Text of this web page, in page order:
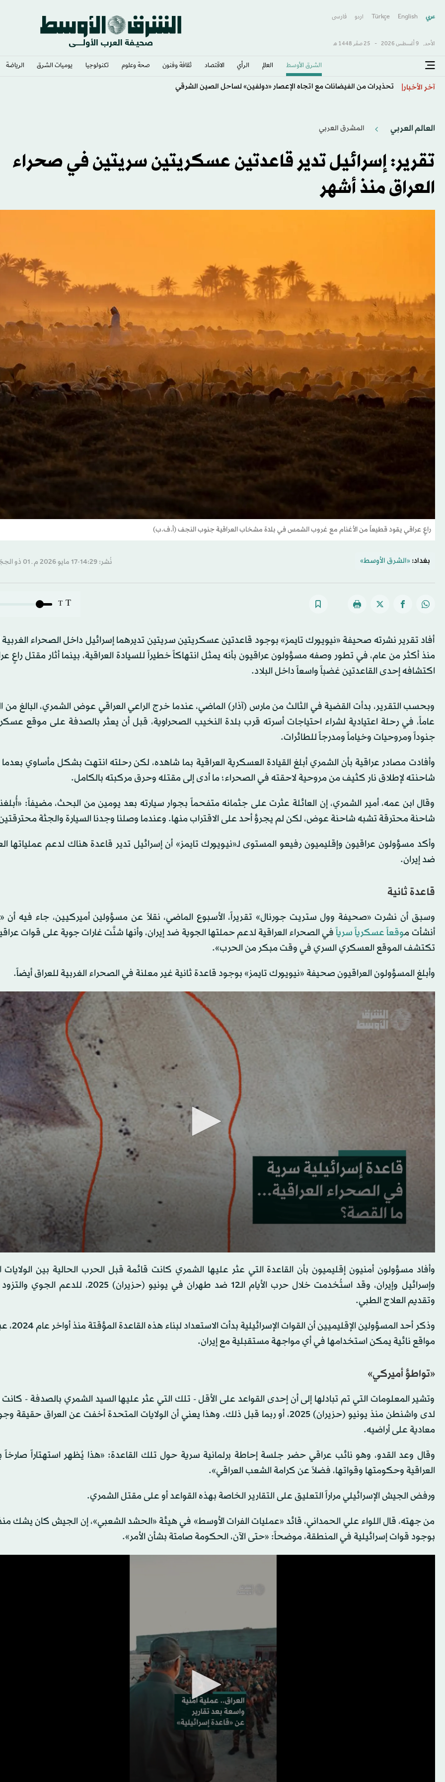
عربي English
Türkçe اردو فارسى
الأحد, 9 أغسطس 2026 - 25 صفَر 1448 هـ
الشرق الأوسط​ العالم الرأي الاقتصاد ثقافة وفنون صحة وعلوم تكنولوجيا يوميات الشرق​ الرياضة
آخر الأخبار تحذيرات من الفيضانات مع اتجاه الإعصار «دولفين» لساحل الصين الشرقي
العالم العربي المشرق العربي
تقرير: إسرائيل تدير قاعدتين عسكريتين سريتين في صحراء
العراق منذ أشهر
راعٍ عراقي يقود قطيعاً من الأغنام مع غروب الشمس في بلدة مشخاب العراقية جنوب النجف (أ.ف.ب)
بغداد: «الشرق الأوسط» نُشر: 14:29-17 مايو 2026 م ـ 01 ذو الحِجّة 1447 هـ
T
T
أفاد تقرير نشرته صحيفة «نيويورك تايمز» بوجود قاعدتين عسكريتين سريتين تديرهما إسرائيل داخل الصحراء الغربية
منذ أكثر من عام، في تطور وصفه مسؤولون عراقيون بأنه يمثل انتهاكاً خطيراً للسيادة العراقية، بينما أثار مقتل راعٍ
اكتشافه إحدى القاعدتين غضباً واسعاً داخل البلاد.
عاماً، في رحلة اعتيادية لشراء احتياجات أسرته قرب بلدة النخيب الصحراوية، قبل أن يعثر بالصدفة على موقع
جنوداً ومروحيات وخياماً ومدرجاً للطائرات.
وأفادت مصادر عراقية بأن الشمري أبلغ القيادة العسكرية العراقية بما شاهده، لكن رحلته انتهت بشكل مأساوي
شاحنته لإطلاق نار كثيف من مروحية لاحقته في الصحراء؛ ما أدى إلى مقتله وحرق مركبته بالكامل.
وقال ابن عمه، أمير الشمري، إن العائلة عثرت على جثمانه متفحماً بجوار سيارته بعد يومين من البحث، مضيفاً:
شاحنة محترقة تشبه شاحنة عوض، لكن لم يجرؤ أحد على الاقتراب منها. وعندما وصلنا وجدنا السيارة والجثة
وأكد مسؤولون عراقيون وإقليميون رفيعو المستوى لـ«نيويورك تايمز» أن إسرائيل تدير قاعدة هناك لدعم عملياتها
ضد إيران.
قاعدة ثانية
وسبق أن نشرت «صحيفة وول ستريت جورنال» تقريراً، الأسبوع الماضي، نقلاً عن مسؤولين أميركيين، جاء فيه أن
أنشأت موقعاً عسكرياً سرياًفي الصحراء العراقية لدعم حملتها الجوية ضد إيران، وأنها شنَّت غارات جوية على قوات
تكتشف الموقع العسكري السري في وقت مبكر من الحرب».
وأبلغ المسؤولون العراقيون صحيفة «نيويورك تايمز» بوجود قاعدة ثانية غير معلنة في الصحراء الغربية للعراق أيضاً.
Volume
وأفاد مسؤولون أمنيون إقليميون بأن القاعدة التي عثر عليها الشمري كانت قائمة قبل الحرب الحالية بين الولايات
وإسرائيل وإيران، وقد استُخدمت خلال حرب الأيام الـ12 ضد طهران في يونيو (حزيران)
وتقديم العلاج الطبي.
وذكر أحد المسؤولين
مواقع نائية يمكن استخدامها في أي مواجهة مستقبلية مع إيران.
«تواطؤ أميركي»
وتشير المعلومات التي تم تبادلها إلى أن إحدى القواعد على الأقل - تلك التي عثر عليها السيد الشمري بالصدفة -
لدى واشنطن منذ يونيو (حزيران) 2025، أو ربما قبل ذلك. وهذا يعني أن الولايات المتحدة أخفت عن العراق
معادية على أراضيه.
وقال وعد القدو، وهو نائب عراقي حضر جلسة إحاطة برلمانية سرية حول تلك القاعدة: «هذا يُظهر استهتاراً صارخاً
العراقية وحكومتها وقواتها، فضلاً عن كرامة الشعب العراقي».
ورفض الجيش الإسرائيلي مراراً التعليق على التقارير الخاصة بهذه القواعد أو على مقتل الشمري.
من جهته، قال اللواء علي الحمداني، قائد «عمليات الفرات الأوسط» في هيئة «الحشد الشعبي»، إن الجيش كان يشك
بوجود قوات إسرائيلية في المنطقة، موضحاً: «حتى الآن، الحكومة صامتة بشأن الأمر».